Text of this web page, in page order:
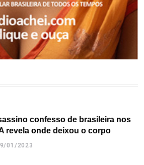
confesso de brasileira nos
revela onde deixou o corpo
01/2023